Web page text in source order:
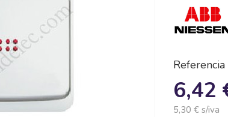
Referencia
6,42
5,30 € s/iva